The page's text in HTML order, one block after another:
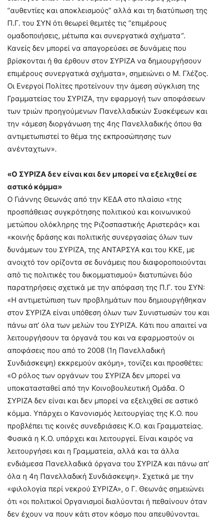
“αυθεντίες και αποκλεισμούς” αλλά και τη διατύπωση της
Π.Γ. του ΣΥΝ ότι θεωρεί θεμιτές τις “επιμέρους
ομαδοποιήσεις, μέτωπα και συνεργατικά σχήματα”.
Κανείς δεν μπορεί να απαγορεύσει σε δυνάμεις που
βρίσκονται ή θα έρθουν στον ΣΥΡΙΖΑ να δημιουργήσουν
επιμέρους συνεργατικά σχήματα», σημειώνει ο Μ. Γλέζος.
Οι Ενεργοί Πολίτες προτείνουν την άμεση σύγκλιση της
Γραμματείας του ΣΥΡΙΖΑ, την εφαρμογή των αποφάσεων
των τριών προηγούμενων Πανελλαδικών Συσκέψεων και
την «άμεση διοργάνωση της 4ης Πανελλαδικής όπου θα
αντιμετωπιστεί το θέμα της εκπροσώπησης των
ανένταχτων».
«Ο ΣΥΡΙΖΑ δεν είναι και δεν μπορεί να εξελιχθεί σε
αστικό κόμμα»
Ο Γιάννης Θεωνάς από την ΚΕΔΑ στο πλαίσιο «της
προσπάθειας συγκρότησης πολιτικού και κοινωνικού
μετώπου ολόκληρης της Ριζοσπαστικής Αριστεράς» και
«κοινής δράσης και πολιτικής συνεργασίας όλων των
δυνάμεων του ΣΥΡΙΖΑ, της ΑΝΤΑΡΣΥΑ και του ΚΚΕ, με
ανοιχτό τον ορίζοντα σε δυνάμεις που διαφοροποιούνται
από τις πολιτικές του δικομματισμού» διατυπώνει δύο
παρατηρήσεις σχετικά με την απόφαση της Π.Γ. του ΣΥΝ:
«Η αντιμετώπιση των προβλημάτων που δημιουργήθηκαν
στον ΣΥΡΙΖΑ είναι υπόθεση όλων των Συνιστωσών του και
πάνω απ’ όλα των μελών του ΣΥΡΙΖΑ. Κάτι που απαιτεί να
λειτουργήσουν τα όργανά του και να εφαρμοστούν οι
αποφάσεις που από το 2008 (1η Πανελλαδική
Συνδιάσκεψη) εκκρεμούν ακόμη», τονίζει και προσθέτει:
«Ο ρόλος των οργάνων του ΣΥΡΙΖΑ δεν μπορεί να
υποκατασταθεί από την Κοινοβουλευτική Ομάδα. Ο
ΣΥΡΙΖΑ δεν είναι και δεν μπορεί να εξελιχθεί σε αστικό
κόμμα. Υπάρχει ο Κανονισμός λειτουργίας της Κ.Ο. που
προβλέπει τις κοινές συνεδριάσεις Κ.Ο. και Γραμματείας.
Φυσικά η Κ.Ο. υπάρχει και λειτουργεί. Είναι καιρός να
λειτουργήσει και η Γραμματεία, αλλά και τα άλλα
ενδιάμεσα Πανελλαδικά όργανα του ΣΥΡΙΖΑ και πάνω απ’
όλα η 4η Πανελλαδική Συνδιάσκεψη». Σχετικά με την
«φιλολογία περί νεκρού ΣΥΡΙΖΑ», ο Γ. Θεωνάς σημειώνει
ότι «οι πολιτικοί Οργανισμοί διαλύονται ή πεθαίνουν όταν
δεν έχουν να πουν κάτι στον κόσμο που απευθύνονται.